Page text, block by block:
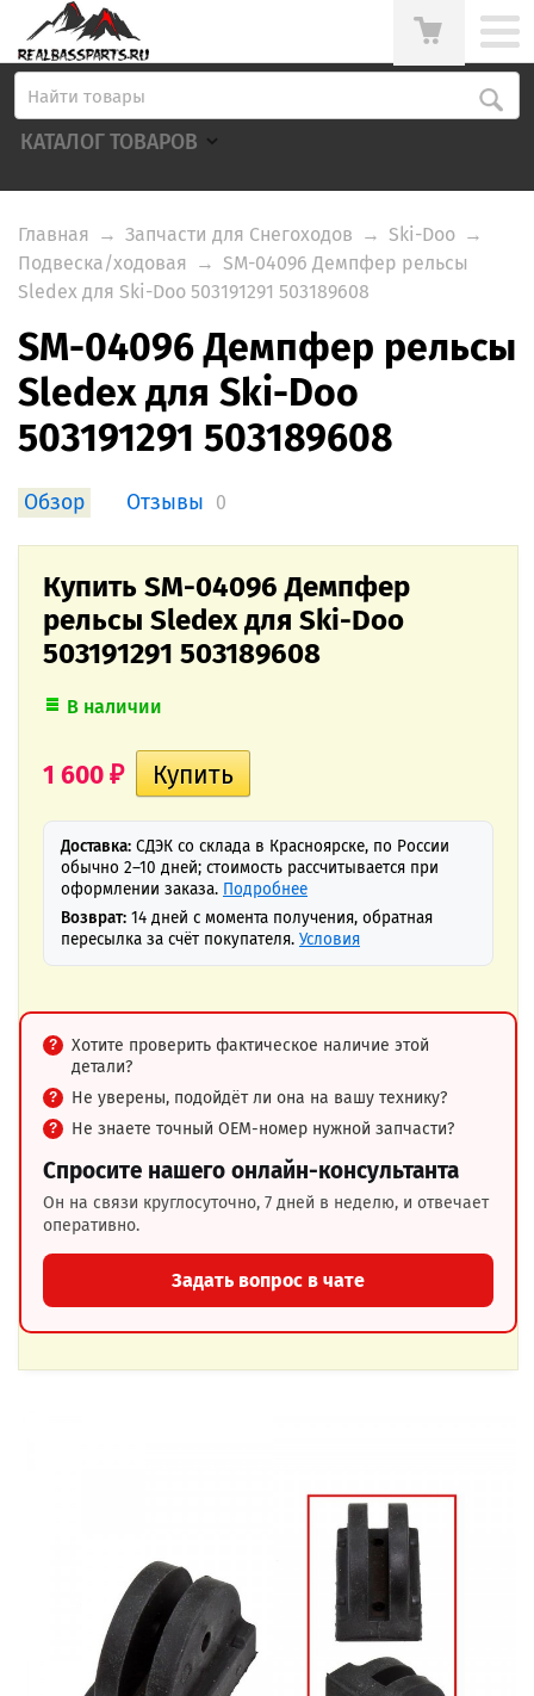
КАТАЛОГ ТОВАРОВ
Главная → Запчасти для Снегоходов → Ski-Doo →
Подвеска/ходовая → SM-04096 Демпфер рельсы
Sledex для Ski-Doo 503191291 503189608
SM-04096 Демпфер рельсы
Sledex для Ski-Doo
503191291 503189608
Обзор Отзывы 0
Купить SM-04096 Демпфер
рельсы Sledex для Ski-Doo
503191291 503189608
В наличии
1 600 ₽
Доставка: СДЭК со склада в Красноярске, по России
обычно 2–10 дней; стоимость рассчитывается при
оформлении заказа. Подробнее
Возврат: 14 дней с момента получения, обратная
пересылка за счёт покупателя. Условия
Хотите проверить фактическое наличие этой
детали?
Не уверены, подойдёт ли она на вашу технику?
Не знаете точный OEM-номер нужной запчасти?
Спросите нашего онлайн-консультанта
Он на связи круглосуточно, 7 дней в неделю, и отвечает
оперативно.
Задать вопрос в чате